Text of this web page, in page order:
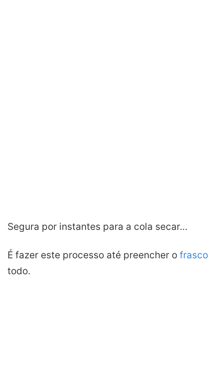
Segura por instantes para a cola secar…
É fazer este processo até preencher o frasco
todo.